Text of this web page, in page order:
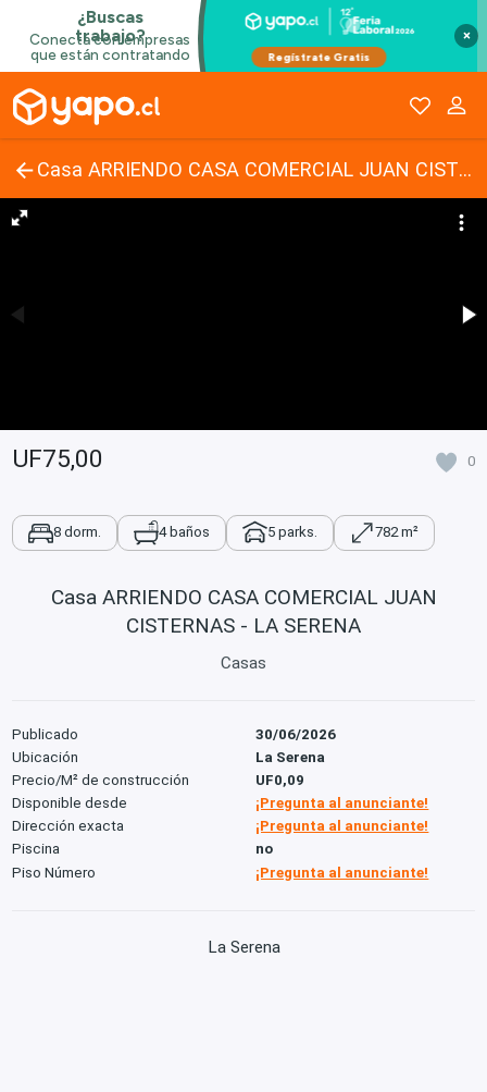
×
Casa ARRIENDO CASA COMERCIAL JUAN CISTERNAS - LA SERENA
UF75,00 0
8 dorm. 4 baños 5 parks. 782 m²
Casa ARRIENDO CASA COMERCIAL JUAN
CISTERNAS - LA SERENA
Casas
Publicado
30/06/2026
Ubicación
La Serena
Precio/M² de construcción
UF0,09
Disponible desde
¡Pregunta al anunciante!
Dirección exacta
¡Pregunta al anunciante!
Piscina
no
Piso Número
¡Pregunta al anunciante!
La Serena